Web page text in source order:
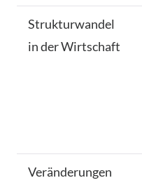
Strukturwandel
in der Wirtschaft
Veränderungen